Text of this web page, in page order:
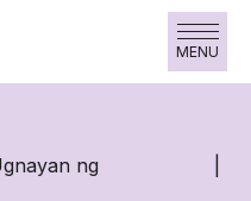
MENU
ng